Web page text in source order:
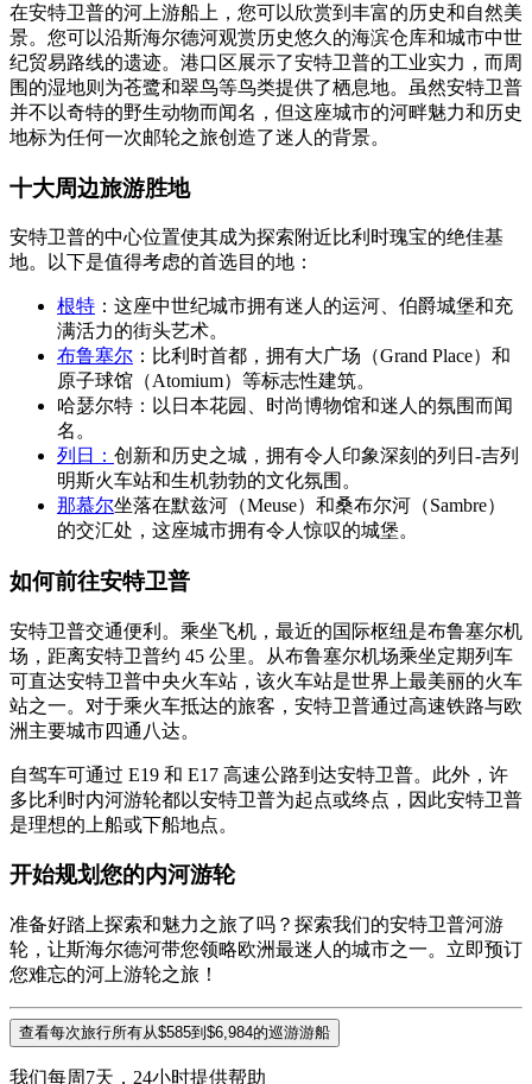
在安特卫普的河上游船上，您可以欣赏到丰富的历史和自然美
景。您可以沿斯海尔德河观赏历史悠久的海滨仓库和城市中世
纪贸易路线的遗迹。港口区展示了安特卫普的工业实力，而周
围的湿地则为苍鹭和翠鸟等鸟类提供了栖息地。虽然安特卫普
并不以奇特的野生动物而闻名，但这座城市的河畔魅力和历史
地标为任何一次邮轮之旅创造了迷人的背景。
十大周边旅游胜地
安特卫普的中心位置使其成为探索附近比利时瑰宝的绝佳基
地。以下是值得考虑的首选目的地：
根特 ：这座中世纪城市拥有迷人的运河、伯爵城堡和充
满活力的街头艺术。
布鲁塞尔 ：比利时首都，拥有大广场（Grand Place）和
原子球馆（Atomium）等标志性建筑。
哈瑟尔特：以日本花园、时尚博物馆和迷人的氛围而闻
名。
列日： 创新和历史之城，拥有令人印象深刻的列日-吉列
明斯火车站和生机勃勃的文化氛围。
那慕尔坐落在默兹河（Meuse）和桑布尔河（Sambre）
的交汇处，这座城市拥有令人惊叹的城堡。
如何前往安特卫普
安特卫普交通便利。乘坐飞机，最近的国际枢纽是布鲁塞尔机
场，距离安特卫普约 45 公里。从布鲁塞尔机场乘坐定期列车
可直达安特卫普中央火车站，该火车站是世界上最美丽的火车
站之一。对于乘火车抵达的旅客，安特卫普通过高速铁路与欧
洲主要城市四通八达。
自驾车可通过 E19 和 E17 高速公路到达安特卫普。此外，许
多比利时内河游轮都以安特卫普为起点或终点，因此安特卫普
是理想的上船或下船地点。
开始规划您的内河游轮
准备好踏上探索和魅力之旅了吗？探索我们的安特卫普河游
轮，让斯海尔德河带您领略欧洲最迷人的城市之一。立即预订
您难忘的河上游轮之旅！
查看每次旅行所有从$585到$6,984的巡游游船
我们每周7天，24小时提供帮助